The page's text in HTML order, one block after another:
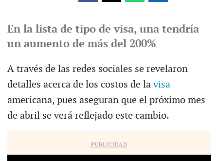
En la lista de tipo de visa, una tendría
un aumento de más del 200%
A través de las redes sociales se revelaron
detalles acerca de los costos de lavisa
americana, pues aseguran que el próximo mes
de abril se verá reflejado este cambio.
PUBLICIDAD